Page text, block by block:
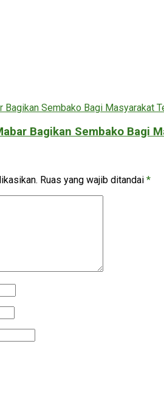
Bagikan Sembako Bagi
Ruas yang wajib ditandai *